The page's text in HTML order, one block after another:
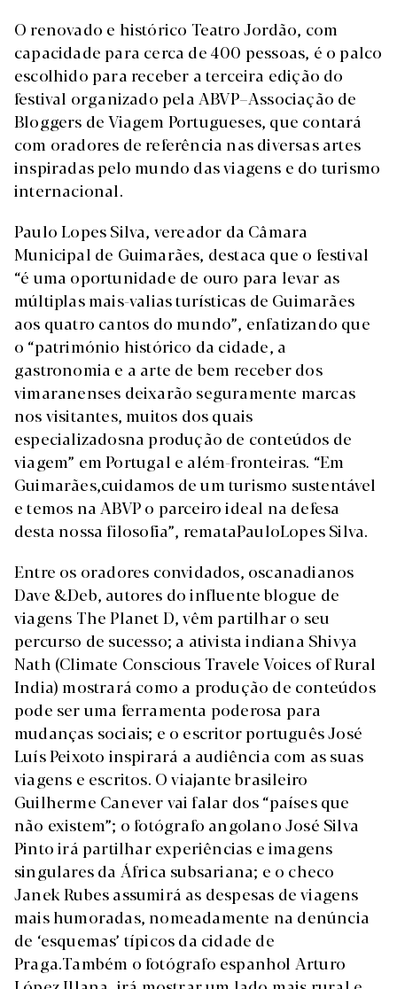
O renovado e histórico Teatro Jordão, com
capacidade para cerca de 400 pessoas, é o palco
escolhido para receber a terceira edição do
festival organizado pela ABVP–Associação de
Bloggers de Viagem Portugueses, que contará
com oradores de referência nas diversas artes
inspiradas pelo mundo das viagens e do turismo
internacional.
Paulo Lopes Silva, vereador da Câmara
Municipal de Guimarães, destaca que o festival
“é uma oportunidade de ouro para levar as
múltiplas mais-valias turísticas de Guimarães
aos quatro cantos do mundo”, enfatizando que
o “património histórico da cidade, a
gastronomia e a arte de bem receber dos
vimaranenses deixarão seguramente marcas
nos visitantes, muitos dos quais
especializadosna produção de conteúdos de
viagem” em Portugal e além-fronteiras. “Em
Guimarães,cuidamos de um turismo sustentável
e temos na ABVP o parceiro ideal na defesa
desta nossa filosofia”, remataPauloLopes Silva.
Entre os oradores convidados, oscanadianos
Dave &Deb, autores do influente blogue de
viagens The Planet D, vêm partilhar o seu
percurso de sucesso; a ativista indiana Shivya
Nath (Climate Conscious Travele Voices of Rural
India) mostrará como a produção de conteúdos
pode ser uma ferramenta poderosa para
mudanças sociais; e o escritor português José
Luís Peixoto inspirará a audiência com as suas
viagens e escritos. O viajante brasileiro
Guilherme Canever vai falar dos “países que
não existem”; o fotógrafo angolano José Silva
Pinto irá partilhar experiências e imagens
singulares da África subsariana; e o checo
Janek Rubes assumirá as despesas de viagens
mais humoradas, nomeadamente na denúncia
de ‘esquemas’ típicos da cidade de
Praga.Também o fotógrafo espanhol Arturo